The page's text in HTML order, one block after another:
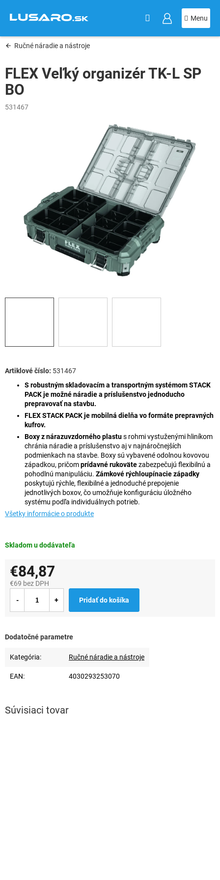
obsah
Ručné náradie a nástroje
FLEX Veľký organizér TK-L SP
BO
531467
Skladom u dodávateľa
S robustným skladovacím a transportným systémom STACK
PACK je možné náradie a príslušenstvo jednoducho
prepravovať na stavbu.
FLEX STACK PACK je mobilná dielňa vo formáte prepravných
kufrov.
Boxy z nárazuvzdorného plastus rohmi vystuženými hliníkom
chránia náradie a príslušenstvo aj v najnáročnejších
podmienkach na stavbe. Boxy sú vybavené odolnou kovovou
západkou, pričomprídavné rukovätezabezpečujú flexibilnú a
pohodlnú manipuláciu. Zámkové rýchloupínacie západky
poskytujú rýchle, flexibilné a jednoduché prepojenie
jednotlivých boxov, čo umožňuje konfiguráciu úložného
systému podľa individuálnych potrieb.
Všetky informácie o produkte
Dodatočné parametre
Kategória: Ručné náradie a nástroje
EAN: 4030293253070
531467
€84,87
€69 bez DPH
cena:
Pridať do košíka
Súvisiaci tovar